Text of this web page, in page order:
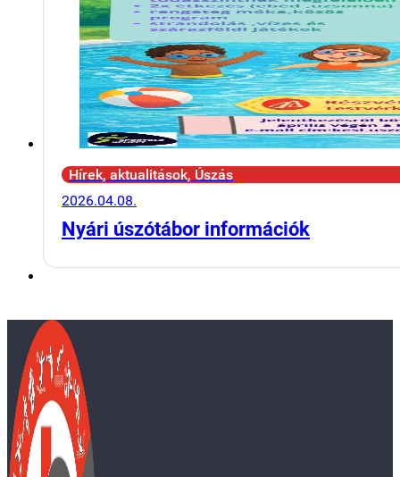
Hírek, aktualitások, Úszás
2026.04.08.
Nyári úszótábor információk